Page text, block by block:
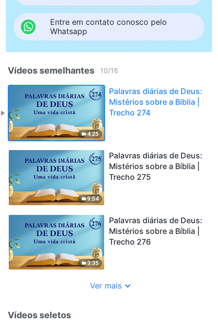
Entre em contato conosco pelo
Whatsapp
Vídeos semelhantes 10/16
4:25
Palavras diárias de Deus:
Mistérios sobre a Bíblia |
Trecho 274
9:54
Palavras diárias de Deus:
Mistérios sobre a Bíblia |
Trecho 275
3:35
Palavras diárias de Deus:
Mistérios sobre a Bíblia |
Trecho 276
Ver mais
Vídeos seletos